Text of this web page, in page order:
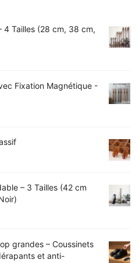
4 Tailles (28 cm, 38 cm,
Fixation Magnétique -
– 3 Tailles (42 cm
grandes – Coussinets
et anti-